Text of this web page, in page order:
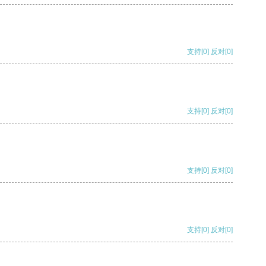
支持[0] 反对[0]
支持[0] 反对[0]
支持[0] 反对[0]
支持[0] 反对[0]